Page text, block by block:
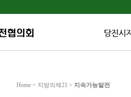
Home > 지방의제21 > 지속가능발전